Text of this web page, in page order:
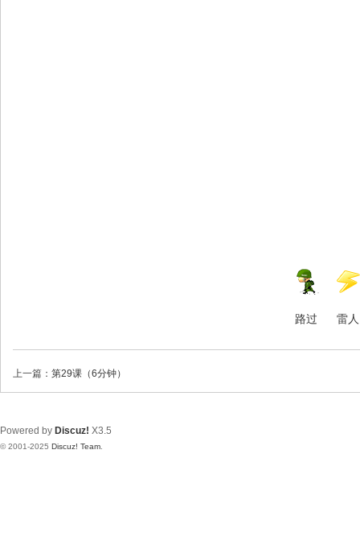
路过 雷人
上一篇： 第29课（6分钟）
Powered by Discuz! X3.5
© 2001-2025 Discuz! Team